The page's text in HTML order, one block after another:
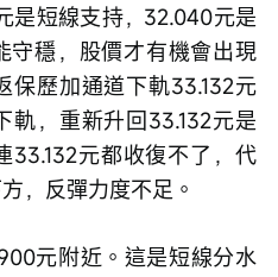
是短線支持，32.040元是
守穩，股價才有機會出現
保歷加通道下軌33.132元
軌，重新升回33.132元是
33.132元都收復不了，代
，反彈力度不足。
元附近。這是短線分水